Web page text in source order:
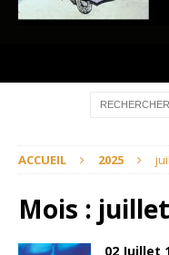
ACCUEIL 2025
Mois :
02 Juillet